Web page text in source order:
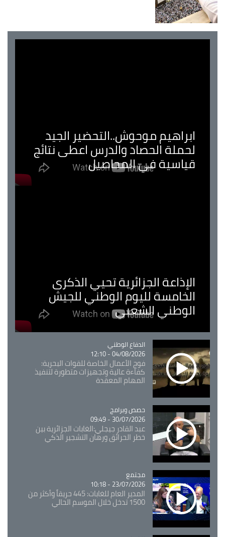
ابراهيم موحوش..التحضير الجيد
لحملة الحصاد والدرس اعطى نتائج
قياسية في المحاصيل
الإذاعة الجزائرية تحيي الذكرى
الخامسة لليوم الوطني للجيش
الوطني الشعبي
Catégorie
الدفاع الوطني
04/08/2026 - 12:10
فوج الأعمال الخاصة للقوات البحرية:
كفاءة عالية وتجهيزات متطورة لتنفيذ
المهام المعقدة
Catégorie
حصص وبرامج
30/07/2026 - 09:49
عبد القادر جيجلي:الغابات الجزائرية بين
خطر الحرائق ورهان التشجير الذكي
Catégorie
مجتمع
23/07/2026 - 10:18
المدير العام للغابات: 445 حريقاً وأكثر من
1500 تدخل خلال الموسم الحالي